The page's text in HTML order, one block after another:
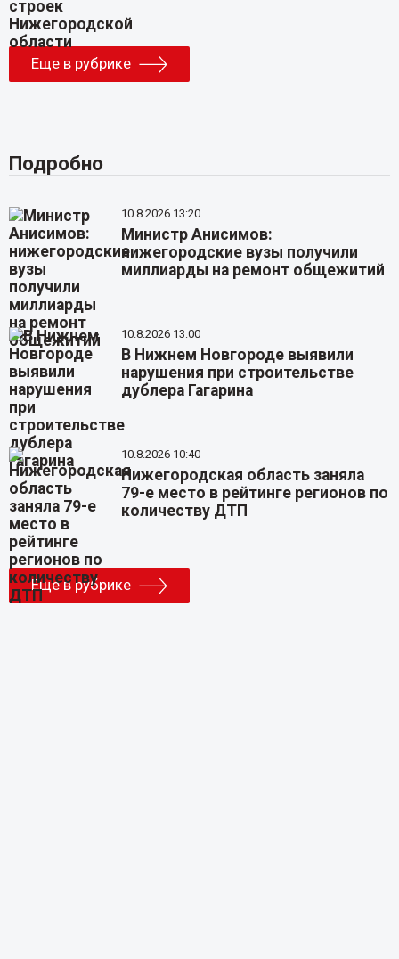
Еще в рубрике
Подробно
10.8.2026 13:20
Министр Анисимов:
нижегородские вузы получили
миллиарды на ремонт общежитий
10.8.2026 13:00
В Нижнем Новгороде выявили
нарушения при строительстве
дублера Гагарина
10.8.2026 10:40
Нижегородская область заняла
79-е место в рейтинге регионов по
количеству ДТП
Еще в рубрике